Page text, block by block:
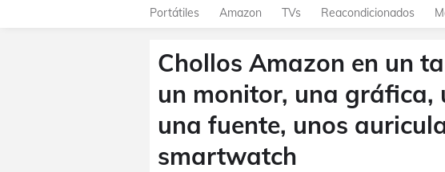
Portátiles Amazon TVs Reacondicionados
Chollos Amazon en un
un monitor, una gráfica,
una fuente, unos
smartwatch